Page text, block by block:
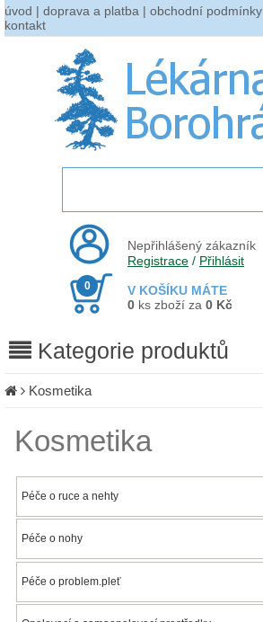
úvod | doprava a platba | obchodní podmínky
kontakt
Nepřihlášený zákazník
Registrace / Přihlásit
V KOŠÍKU MÁTE
0
0 ks zboží za 0 Kč
Kategorie produktů
Kosmetika
Kosmetika
Péče o ruce a nehty
Péče o nohy
Péče o problem.pleť